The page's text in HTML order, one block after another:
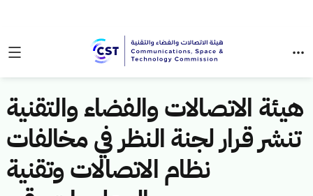
هيئة الاتصالات والفضاء والتقنية
تنشر قرار لجنة النظر في مخالفات
نظام الاتصالات وتقنية